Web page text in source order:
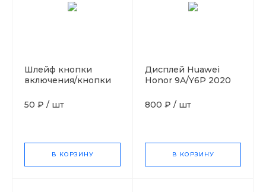
Шлейф кнопки
включения/кнопки
Honor 10
50 ₽ / шт
В КОРЗИНУ
Дисплей Huawei
Honor 9A/Y6P 2020
800 ₽ / шт
В КОРЗИНУ